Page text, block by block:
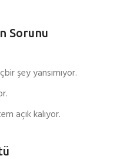
Sorunu
şey yansımıyor.
açık kalıyor.